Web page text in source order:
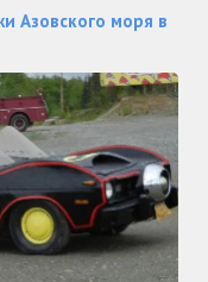
Азовского моря в